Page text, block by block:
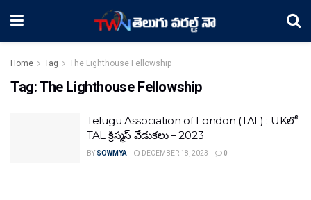
Home Tag The Lighthouse Fellowship
Tag:The Lighthouse Fellowship
Telugu Association of London (TAL) : UKలో
TAL క్రిస్మస్ వేడుకలు – 2023
BY SOWMYA DECEMBER 18, 2023 0